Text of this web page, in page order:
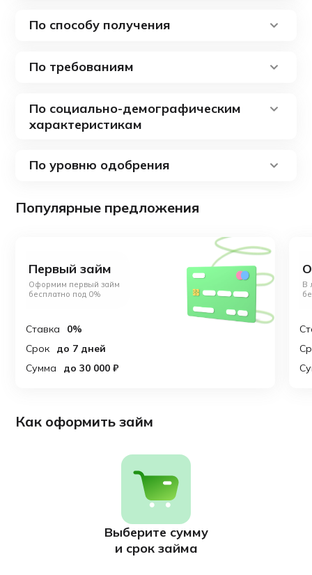
По способу получения
По требованиям
По социально-демографическим
характеристикам
По уровню одобрения
Популярные предложения
Первый займ
Оформим первый займ
бесплатно под 0%
Ставка
0%
Срок
до 7 дней
Сумма
до 30 000 ₽
В
Как оформить займ
Выберите сумму
и срок займа